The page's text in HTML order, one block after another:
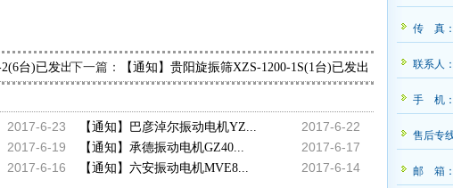
台)已发出，请陈经理查收
下一篇： 【通知】贵阳旋振筛XZS-1200-1S(1台)已发出，请史经理查
2017-6-23
2017-6-22
【通知】巴彦淖尔振动电机YZ...
2017-6-19 2017-6-17
【通知】承德振动电机GZ40...
2017-6-16 2017-6-14
【通知】六安振动电机MVE8...
传 真
联系人
手 机
售后专
邮 箱